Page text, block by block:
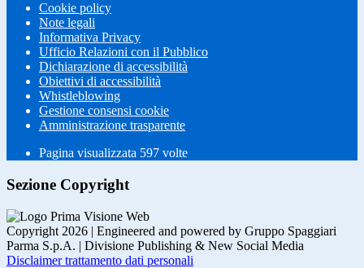
Cookie policy
Note legali
Informativa Privacy
Ufficio Relazioni con il Pubblico
Dichiarazione di accessibilità
Obiettivi di accessibilità
Whistleblowing
Gestione consensi cookie
Amministrazione trasparente
Pagina visualizzata 597 volte
Sezione Copyright
Copyright 2026 | Engineered and powered by Gruppo Spaggiari
Parma S.p.A. | Divisione Publishing & New Social Media
Disclaimer trattamento dati personali